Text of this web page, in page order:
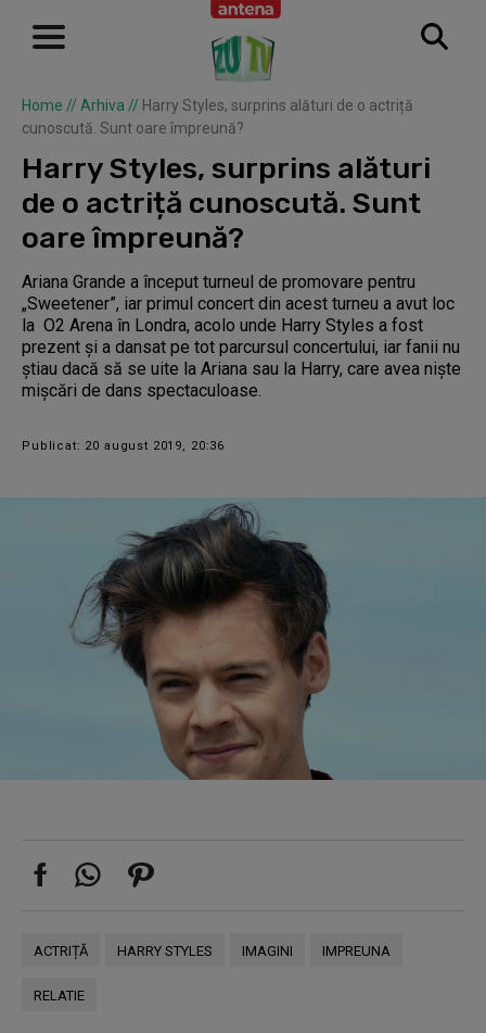
Home // Arhiva // Harry Styles, surprins alături de o actriță
cunoscută. Sunt oare împreună?
Harry Styles, surprins alături
de o actriță cunoscută. Sunt
oare împreună?
Ariana Grande a început turneul de promovare pentru
„Sweetener”, iar primul concert din acest turneu a avut loc
la O2 Arena în Londra, acolo unde Harry Styles a fost
prezent și a dansat pe tot parcursul concertului, iar fanii nu
știau dacă să se uite la Ariana sau la Harry, care avea niște
mișcări de dans spectaculoase.
Publicat: 20 august 2019, 20:36
ACTRIȚĂ HARRY STYLES IMAGINI IMPREUNA
RELATIE